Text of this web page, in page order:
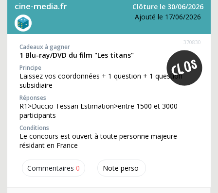
cine-media.fr
Clôture le 30/06/2026
Ajouté le 17/06/2026
Commentaires 0 Note perso
370830
Cadeaux à gagner
1 Blu-ray/DVD du film "Les titans"
Principe
Laissez vos coordonnées + 1 question + 1 question
subsidiaire
Réponses
R1>Duccio Tessari Estimation>entre 1500 et 3000
participants
Conditions
Le concours est ouvert à toute personne majeure
résidant en France